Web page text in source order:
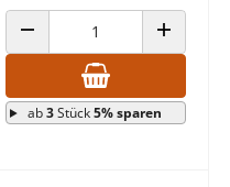
ANZAHL VERRINGERN ANZAHL
ab3Stück5% sparen